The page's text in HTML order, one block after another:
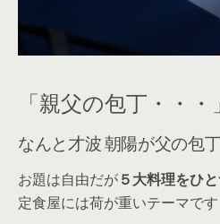
「親父の包丁・・・」
なんと才波 朝陽が父の包
お題は自由だが５大料理をひ
定食屋には荷が重いテーマです